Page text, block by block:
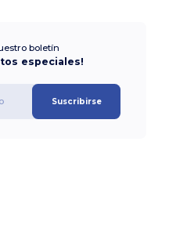
boletín
especiales!
Suscribirse